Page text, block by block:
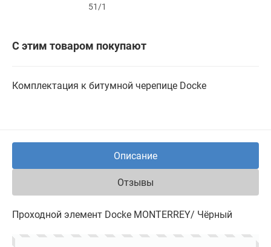
51/1
С этим товаром покупают
Комплектация к битумной черепице Docke
Описание
Отзывы
Проходной элемент Docke MONTERREY/ Чёрный